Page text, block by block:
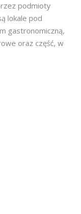
podmioty
lokale pod
gastronomiczną,
oraz część, w